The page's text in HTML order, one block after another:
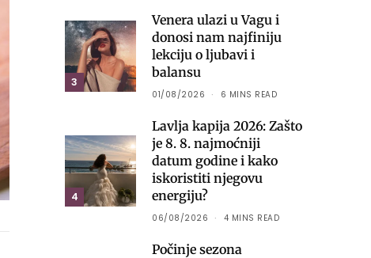
3
Venera ulazi u Vagu i
donosi nam najfiniju
lekciju o ljubavi i
balansu
01/08/2026 6 MINS READ
4
Lavlja kapija 2026: Zašto
je 8. 8. najmoćniji
datum godine i kako
iskoristiti njegovu
energiju?
06/08/2026 4 MINS READ
Počinje sezona